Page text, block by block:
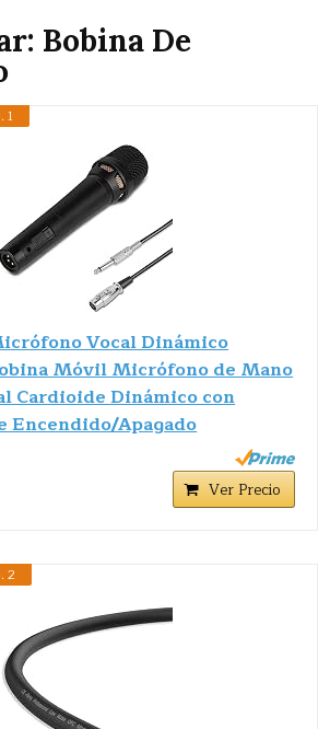
Bobina De
1
Vocal Dinámico
Móvil Micrófono de Mano
Cardioide Dinámico con
Apagado
Ver Precio
2